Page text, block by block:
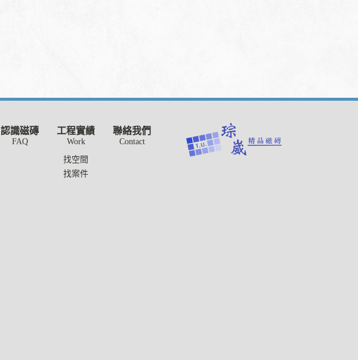
認識磁磚 工程實績
找空間
找案件
聯絡我們